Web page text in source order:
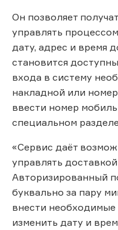
Он позволяет
управлять
дату, адрес и время
становится
входа в систему
накладной или
ввести номер
специальном
«Сервис даёт
управлять
Авторизированный
буквально за пару
внести
изменить дату и